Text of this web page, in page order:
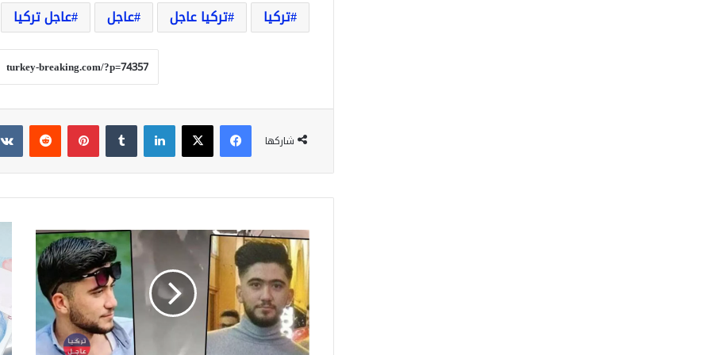
تركيا
تركيا عاجل عاجل عاجل تركيا
شاركها
فيسبوك‫X لينكدإن بينتيريست
الإعلام
التركي:
الشاب
السوري
الذي
قتـ.ـل
اليوم
في